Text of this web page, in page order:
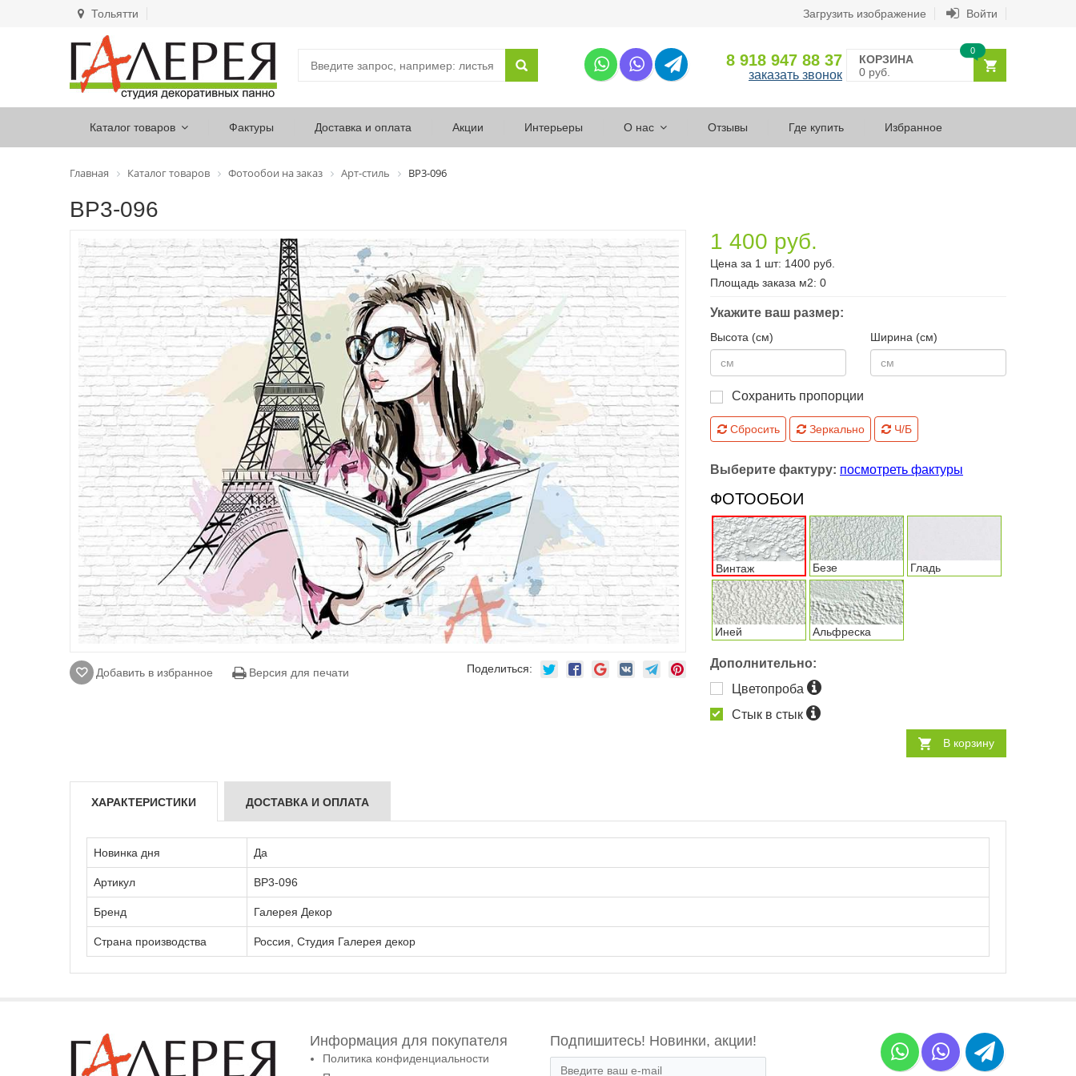
Тольятти Загрузить изображение Войти
8 918 947 88 37
заказать звонок
КОРЗИНА
0 руб.
0
Каталог товаров Фактуры Доставка и оплата Акции Интерьеры О нас Отзывы Где купить Избранное
Главная Каталог товаров Фотообои на заказ Арт-стиль ВР3-096
ВР3-096
Добавить в избранное Версия для печати Поделиться:
1 400 руб.
Цена за 1 шт: 1400 руб.
Площадь заказа м2: 0
Укажите ваш размер:
Высота (см) Ширина (см)
Сохранить пропорции
Сбросить Зеркально Ч/Б
Выберите фактуру: посмотреть фактуры
ФОТООБОИ
Винтаж Безе Гладь
Иней Альфреска
Дополнительно:
Цветопроба
Стык в стык
В корзину
ХАРАКТЕРИСТИКИ ДОСТАВКА И ОПЛАТА
Новинка дня Да
Артикул ВР3-096
Бренд Галерея Декор
Страна производства Россия, Студия Галерея декор
Информация для покупателя
Политика конфиденциальности
Подпишитесь! Новинки, акции!